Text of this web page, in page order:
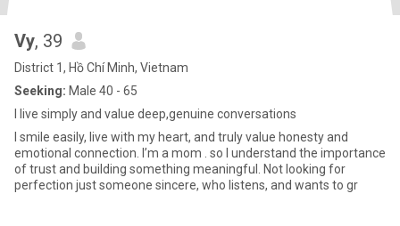
Vy, 39
District 1, Hồ Chí Minh, Vietnam
Seeking: Male 40 - 65
I live simply and value deep,genuine conversations
I smile easily, live with my heart, and truly value honesty and
emotional connection. I’m a mom . so I understand the importance
of trust and building something meaningful. Not looking for
perfection just someone sincere, who listens, and wants to gr